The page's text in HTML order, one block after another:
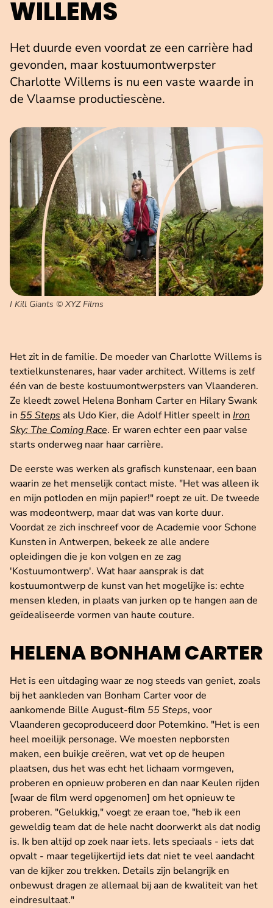
WILLEMS
Het duurde even voordat ze een carrière had
gevonden, maar kostuumontwerpster
Charlotte Willems is nu een vaste waarde in
de Vlaamse productiescène.
I Kill Giants © XYZ Films
Het zit in de familie. De moeder van Charlotte Willems is
textielkunstenares, haar vader architect. Willems is zelf
één van de beste kostuumontwerpsters van Vlaanderen.
Ze kleedt zowel Helena Bonham Carter en Hilary Swank
in 55 Steps als Udo Kier, die Adolf Hitler speelt in Iron
Sky: The Coming Race. Er waren echter een paar valse
starts onderweg naar haar carrière.
De eerste was werken als grafisch kunstenaar, een baan
waarin ze het menselijk contact miste. "Het was alleen ik
en mijn potloden en mijn papier!" roept ze uit. De tweede
was modeontwerp, maar dat was van korte duur.
Voordat ze zich inschreef voor de Academie voor Schone
Kunsten in Antwerpen, bekeek ze alle andere
opleidingen die je kon volgen en ze zag
'Kostuumontwerp'. Wat haar aansprak is dat
kostuumontwerp de kunst van het mogelijke is: echte
mensen kleden, in plaats van jurken op te hangen aan de
geïdealiseerde vormen van haute couture.
HELENA BONHAM CARTER
Het is een uitdaging waar ze nog steeds van geniet, zoals
bij het aankleden van Bonham Carter voor de
aankomende Bille August-film 55 Steps, voor
Vlaanderen gecoproduceerd door Potemkino. "Het is een
heel moeilijk personage. We moesten nepborsten
maken, een buikje creëren, wat vet op de heupen
plaatsen, dus het was echt het lichaam vormgeven,
proberen en opnieuw proberen en dan naar Keulen rijden
[waar de film werd opgenomen] om het opnieuw te
proberen. "Gelukkig," voegt ze eraan toe, "heb ik een
geweldig team dat de hele nacht doorwerkt als dat nodig
is. Ik ben altijd op zoek naar iets. Iets speciaals - iets dat
opvalt - maar tegelijkertijd iets dat niet te veel aandacht
van de kijker zou trekken. Details zijn belangrijk en
onbewust dragen ze allemaal bij aan de kwaliteit van het
eindresultaat."